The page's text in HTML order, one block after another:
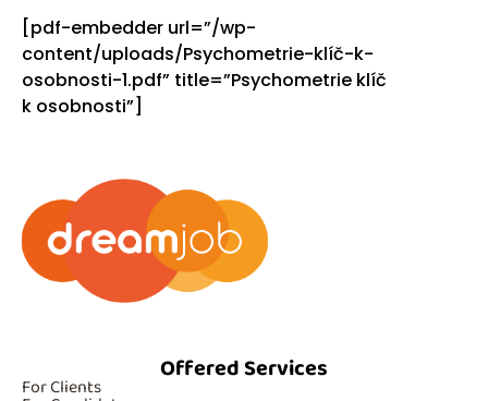
[pdf-embedder url=”/wp-
content/uploads/Psychometrie-klíč-k-
osobnosti-1.pdf” title=”Psychometrie klíč
k osobnosti”]
Offered Services
For Clients